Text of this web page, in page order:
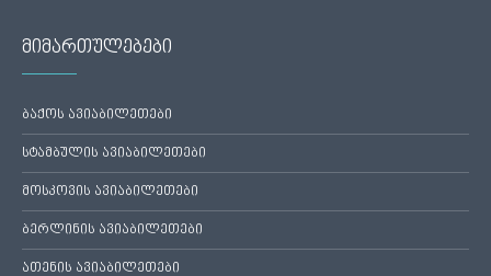
მიმართულებები
ბაქოს ავიაბილეთები
სტამბულის ავიაბილეთები
მოსკოვის ავიაბილეთები
ბერლინის ავიაბილეთები
ათენის ავიაბილეთები